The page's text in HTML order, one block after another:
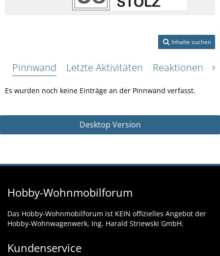
Inhalte suchen
Pinnwand Letzte Aktivitäten Reaktionen
Es wurden noch keine Einträge an der Pinnwand verfasst.
Desktop Version
Hobby-Wohnmobilforum
Das Hobby-Wohnmobilforum ist KEIN offizielles Angebot der
Hobby-Wohnwagenwerk, Ing. Harald Striewski GmbH.
Kundenservice